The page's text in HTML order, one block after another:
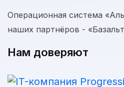
Операционная система
наших партнёров -
Нам доверяют